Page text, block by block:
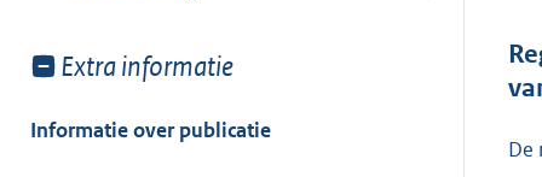
Toon
van:
Extra informatie
Informatie over publicatie
De